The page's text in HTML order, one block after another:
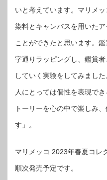
いと考えています。マリメ
染料とキャンバスを用いた
ことができたと思います。
字通りラッピングし、鑑賞
していく実験をしてみまし
人にとっては個性を表現で
トーリーを心の中で楽しみ
す」。
マリメッコ 2023年春夏コレ
順次発売予定です。